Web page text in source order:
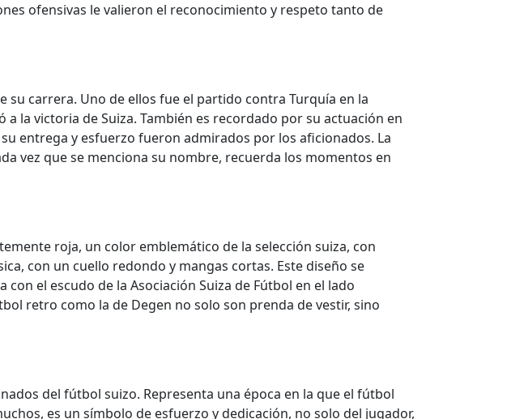
ofensivas le valieron el reconocimiento y respeto tanto de
carrera. Uno de ellos fue el partido contra Turquía en la
la victoria de Suiza. También es recordado por su actuación en
entrega y esfuerzo fueron admirados por los aficionados. La
vez que se menciona su nombre, recuerda los momentos en
roja, un color emblemático de la selección suiza, con
con un cuello redondo y mangas cortas. Este diseño se
el escudo de la Asociación Suiza de Fútbol en el lado
retro como la de Degen no solo son prenda de vestir, sino
del fútbol suizo. Representa una época en la que el fútbol
es un símbolo de esfuerzo y dedicación, no solo del jugador,